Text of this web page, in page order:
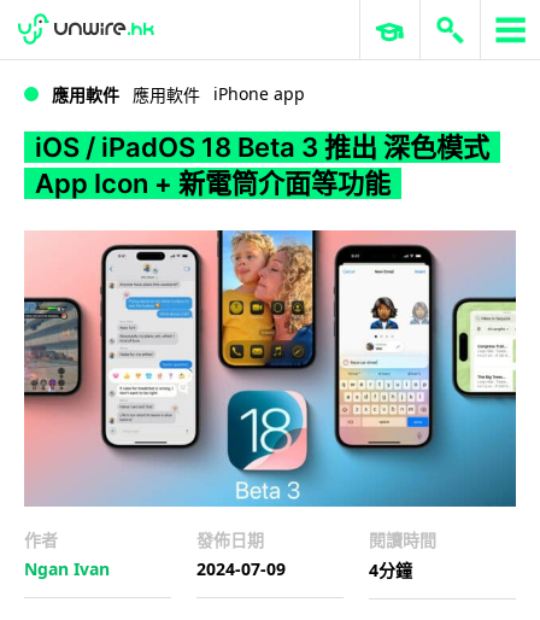
WWDC 2026 ERP 與商業 AI
應用軟件 應用軟件 iPhone app
iOS / iPadOS 18 Beta 3 推出 深色模式
App Icon + 新電筒介面等功能
作者
Ngan Ivan
發佈日期
2024-07-09
閱讀時間
4分鐘